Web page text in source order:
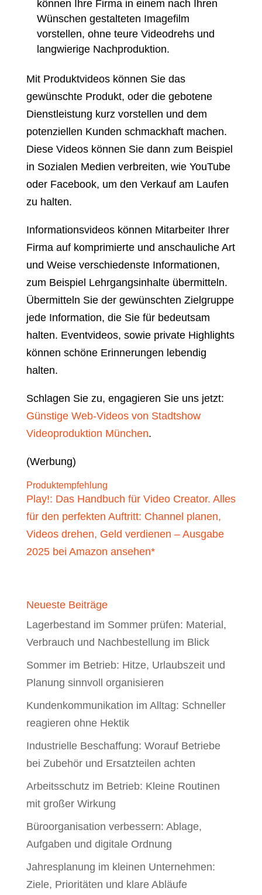
können Ihre Firma in einem nach Ihren
Wünschen gestalteten Imagefilm
vorstellen, ohne teure Videodrehs und
langwierige Nachproduktion.
Mit Produktvideos können Sie das
gewünschte Produkt, oder die gebotene
Dienstleistung kurz vorstellen und dem
potenziellen Kunden schmackhaft machen.
Diese Videos können Sie dann zum Beispiel
in Sozialen Medien verbreiten, wie YouTube
oder Facebook, um den Verkauf am Laufen
zu halten.
Informationsvideos können Mitarbeiter Ihrer
Firma auf komprimierte und anschauliche Art
und Weise verschiedenste Informationen,
zum Beispiel Lehrgangsinhalte übermitteln.
Übermitteln Sie der gewünschten Zielgruppe
jede Information, die Sie für bedeutsam
halten. Eventvideos, sowie private Highlights
können schöne Erinnerungen lebendig
halten.
Schlagen Sie zu, engagieren Sie uns jetzt:
Günstige Web-Videos von Stadtshow
Videoproduktion München.
(Werbung)
Produktempfehlung
Play!: Das Handbuch für Video Creator. Alles
für den perfekten Auftritt: Channel planen,
Videos drehen, Geld verdienen – Ausgabe
2025 bei Amazon ansehen*
Neueste Beiträge
Lagerbestand im Sommer prüfen: Material,
Verbrauch und Nachbestellung im Blick
Sommer im Betrieb: Hitze, Urlaubszeit und
Planung sinnvoll organisieren
Kundenkommunikation im Alltag: Schneller
reagieren ohne Hektik
Industrielle Beschaffung: Worauf Betriebe
bei Zubehör und Ersatzteilen achten
Arbeitsschutz im Betrieb: Kleine Routinen
mit großer Wirkung
Büroorganisation verbessern: Ablage,
Aufgaben und digitale Ordnung
Jahresplanung im kleinen Unternehmen:
Ziele, Prioritäten und klare Abläufe